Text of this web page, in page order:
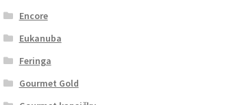
Encore
Eukanuba
Feringa
Gourmet Gold